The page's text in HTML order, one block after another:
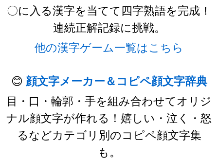
〇に入る漢字を当てて四字熟語を完成！
連続正解記録に挑戦。
他の漢字ゲーム一覧はこちら
😊 顔文字メーカー＆コピペ顔文字辞典
目・口・輪郭・手を組み合わせてオリジ
ナル顔文字が作れる！嬉しい・泣く・怒
るなどカテゴリ別のコピペ顔文字集
も。